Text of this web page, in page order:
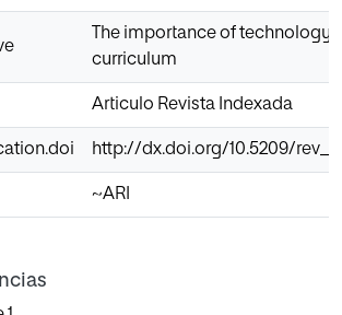
The importance of technology
curriculum
Articulo Revista Indexada
http://dx.doi.org/10.5209/
~ARI